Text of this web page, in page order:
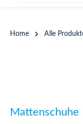
Home Alle
Mattenschuhe